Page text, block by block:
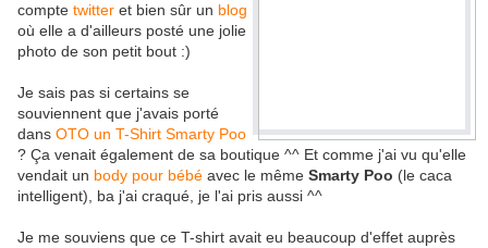
compte twitter et bien sûr un blog
où elle a d'ailleurs posté une jolie
photo de son petit bout :)
Je sais pas si certains se
souviennent que j'avais porté
dans OTO un T-Shirt Smarty Poo
? Ça venait également de sa boutique ^^ Et comme j'ai vu qu'elle
vendait un body pour bébé avec le même Smarty Poo (le caca
intelligent), ba j'ai craqué, je l'ai pris aussi ^^
Je me souviens que ce T-shirt avait eu beaucoup d'effet auprès